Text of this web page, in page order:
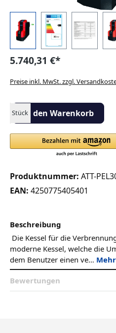
5.740,31 €*
Preise inkl. MwSt. zzgl.
Produkt Anzahl: Gib den
StückIn den Warenkorb
Produktnummer: ATT-
EAN: 4250775405401
Beschreibung
Die Kessel für die
moderne Kessel, welche die
dem Benutzer einen ve… Mehr
Bewertungen